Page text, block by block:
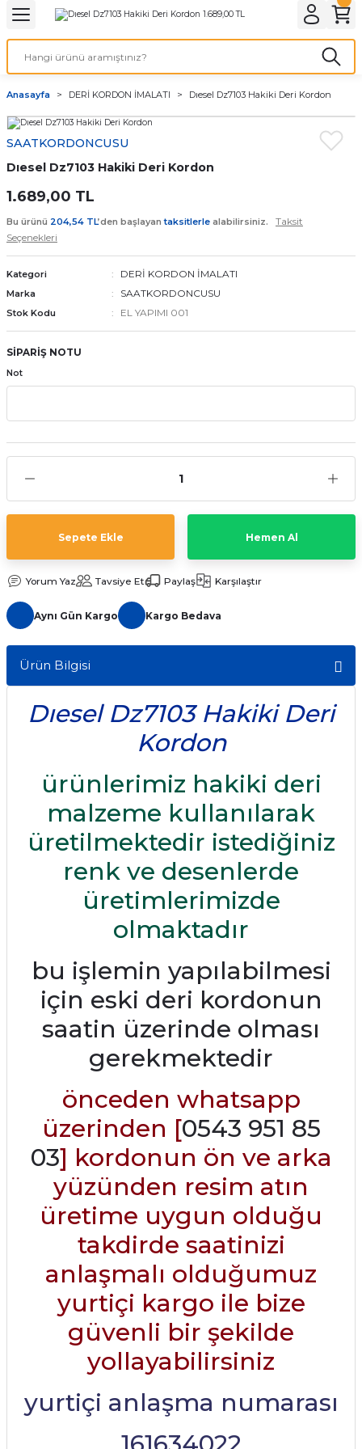
Geri Dön
& ELEKTİRİK AYDINLATMA & ELEKTRİK
Geri Dön
ve Cihaz Pilleri
ÇEŞİTLERİ
Geri Dön
Geri Dön
Kordon Çeşitleri
Kordonları
saat kordonu
Anasayfa DERİ KORDON İMALATI Dıesel Dz7103 Hakiki Deri Kordon
SAATKORDONCUSU
Dıesel Dz7103 Hakiki Deri Kordon
1.689,00 TL
Bu ürünü 204,54 TL’den başlayantaksitlerle alabilirsiniz.
Taksit
Seçenekleri
Kategori DERİ KORDON İMALATI
Marka SAATKORDONCUSU
Stok Kodu EL YAPIMI 001
SİPARİŞ NOTU
Not
Sepete Ekle Hemen Al
Yorum Yaz Tavsiye Et Paylaş Karşılaştır
Aynı Gün Kargo Kargo Bedava
Ürün Bilgisi
Dıesel Dz7103 Hakiki Deri
Kordon
ürünlerimiz hakiki deri
malzeme kullanılarak
üretilmektedir istediğiniz
renk ve desenlerde
üretimlerimizde
olmaktadır
bu işlemin yapılabilmesi
için eski deri kordonun
saatin üzerinde olması
gerekmektedir
önceden whatsapp
üzerinden [0543 951 85
03] kordonun ön ve arka
yüzünden resim atın
üretime uygun olduğu
takdirde saatinizi
anlaşmalı olduğumuz
yurtiçi kargo ile bize
güvenli bir şekilde
yollayabilirsiniz
yurtiçi anlaşma numarası